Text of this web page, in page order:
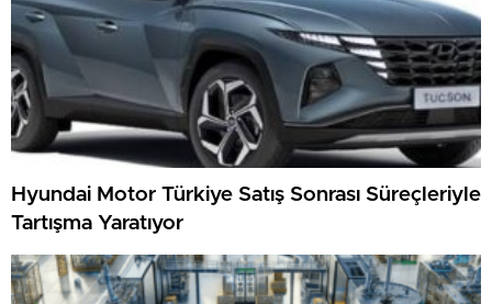
Hyundai Motor Türkiye Satış Sonrası Süreçleriyle
Tartışma Yaratıyor